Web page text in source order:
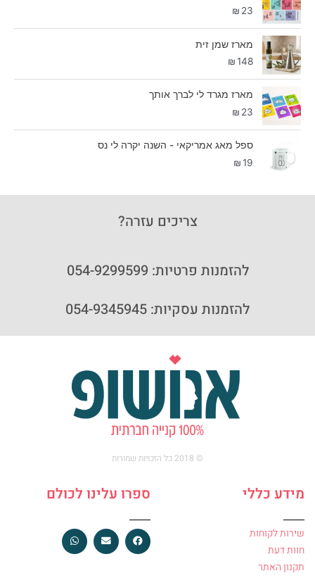
₪ 23
מארז שמן זית
₪148
מארז מגרד לי לברך אותך
₪ 23
ספל מאג אמריקאי - השנה יקרה לי נס
₪19
צריכים עזרה?
להזמנות פרטיות: 054-9299599
להזמנות עסקיות: 054-9345945
© 2018 כל הזכויות שמורות
מידע כללי
שירות לקוחות
חוות דעת
תקנון האתר
ספרו עלינו לכולם